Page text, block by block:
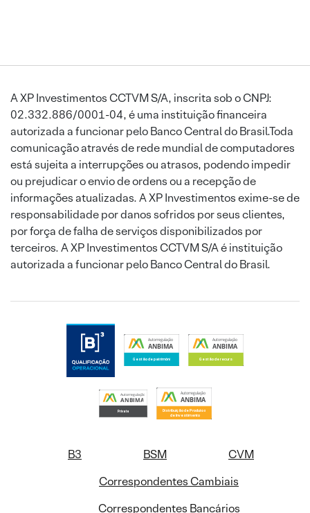
A XP Investimentos CCTVM S/A, inscrita sob o CNPJ:
02.332.886/0001-04, é uma instituição financeira
autorizada a funcionar pelo Banco Central do Brasil.Toda
comunicação através de rede mundial de computadores
está sujeita a interrupções ou atrasos, podendo impedir
ou prejudicar o envio de ordens ou a recepção de
informações atualizadas. A XP Investimentos exime-se de
responsabilidade por danos sofridos por seus clientes,
por força de falha de serviços disponibilizados por
terceiros. A XP Investimentos CCTVM S/A é instituição
autorizada a funcionar pelo Banco Central do Brasil.
B3 BSM
CVM
Correspondentes Cambiais
Correspondentes Bancários